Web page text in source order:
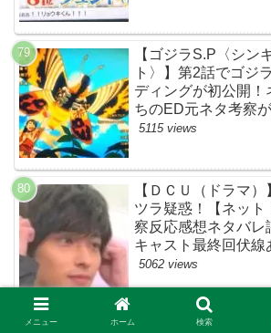
【ゴジラS.P〈シン
ト〉】第2話でゴジ
ディングが初公開！
ちのED元ネタ考察
す！モスラやメカゴ
5115 views
【ＤＣＵ（ドラマ
ツラ疑惑！【ネッ
察反応感想ネタバレ
キャスト最終回伏線
黒幕まとめ・着飾る
て・ウィッグ】
5062 views
【着飾る恋には理
メニュー ホーム 検索